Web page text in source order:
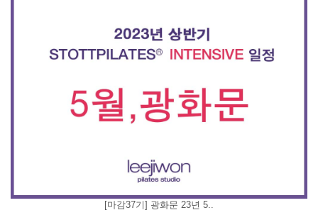
[마감37기] 광화문 23년 5..